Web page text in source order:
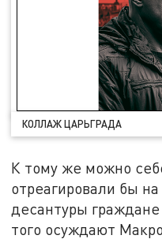
КОЛЛАЖ ЦАРЬГРАДА
К тому же можно
отреагировали бы
десантуры
того осуждают